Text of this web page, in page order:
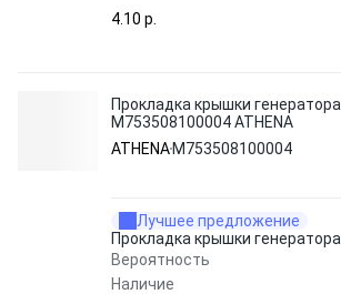
4.10 p.
Прокладка крышки генератора
M753508100004 ATHENA
ATHENA M753508100004
Лучшее предложение
Прокладка крышки генератора
Вероятность
Наличие